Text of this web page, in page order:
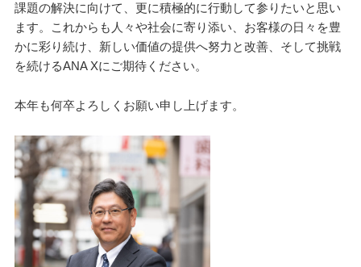
課題の解決に向けて、更に積極的に行動して参りたいと思い
ます。これからも人々や社会に寄り添い、お客様の日々を豊
かに彩り続け、新しい価値の提供へ努力と改善、そして挑戦
を続けるANA Xにご期待ください。
本年も何卒よろしくお願い申し上げます。